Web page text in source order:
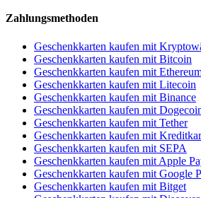
Zahlungsmethoden
Geschenkkarten kaufen mit
Geschenkkarten kaufen mit Bitcoin
Geschenkkarten kaufen mit
Geschenkkarten kaufen mit Litecoin
Geschenkkarten kaufen mit Binance
Geschenkkarten kaufen mit
Geschenkkarten kaufen mit Tether
Geschenkkarten kaufen mit
Geschenkkarten kaufen mit SEPA
Geschenkkarten kaufen mit Apple
Geschenkkarten kaufen mit Google
Geschenkkarten kaufen mit Bitget